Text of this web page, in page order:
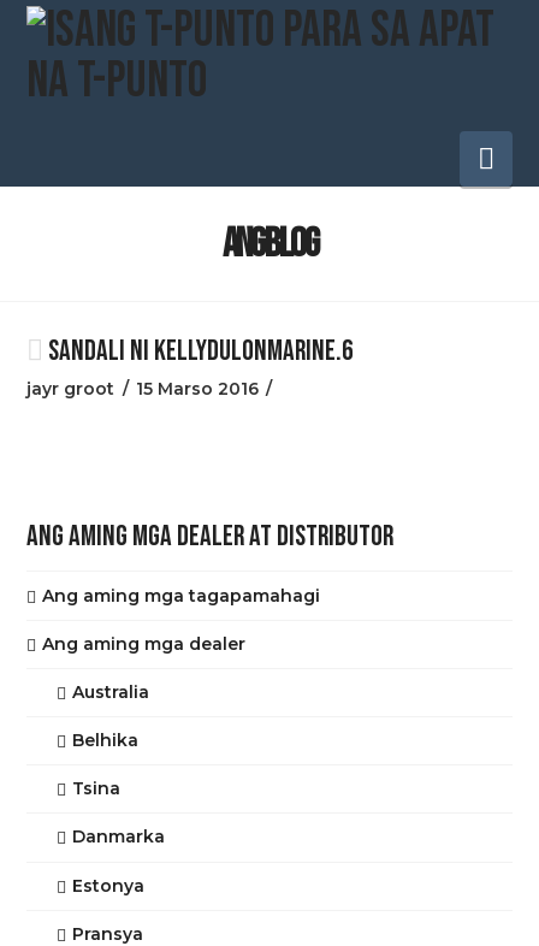
ANG BLOG
SANDALI NI KELLYDULONMARINE.6
jayr groot 15 Marso 2016
ANG AMING MGA DEALER AT DISTRIBUTOR
Ang aming mga tagapamahagi
Ang aming mga dealer
Australia
Belhika
Tsina
Danmarka
Estonya
Pransya